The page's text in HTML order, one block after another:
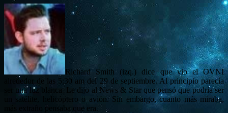
Richard Smith (izq.) dice que vio el OVNI
alrededor de las 5:30 am del 29 de septiembre. Al principio parecía
ser una luz blanca. Le dijo al News & Star que pensó que podría ser
un satélite, helicóptero o avión. Sin embargo, cuanto más miraba,
más extraño pensaba que era.